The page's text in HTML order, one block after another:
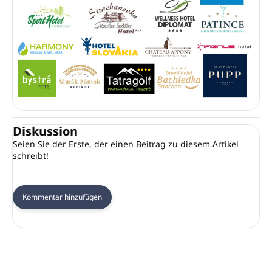
Diskussion
Seien Sie der Erste, der einen Beitrag zu diesem Artikel
schreibt!
Kommentar hinzufügen